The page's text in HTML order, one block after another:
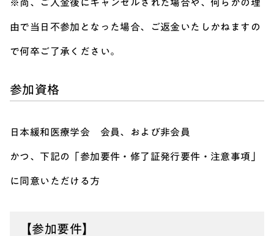
※尚、ご入金後にキャンセルされた場合や 、何らかの理
由で当日不参加となった場合、ご返金いたしかねますの
で何卒ご了承ください。
参加資格
日本緩和医療学会 会員、および非会員
かつ、下記の「参加要件・修了証発行要件・注意事項」
に同意いただける方
【参加要件】